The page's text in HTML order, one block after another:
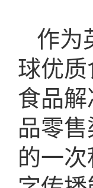
作为
球优
食品
品零
的一